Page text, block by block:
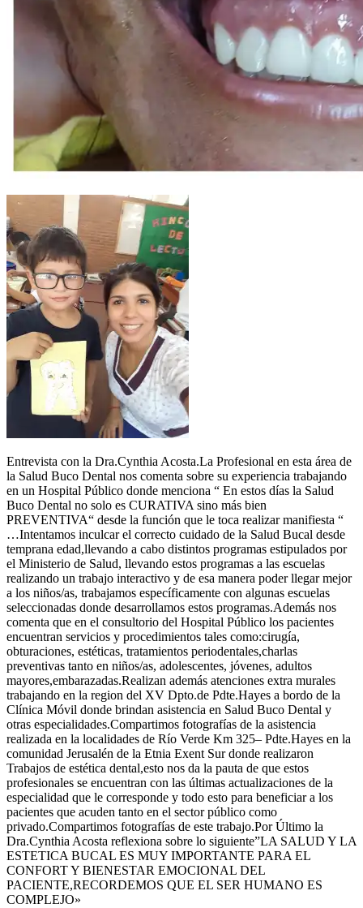
Entrevista con la Dra.Cynthia Acosta.La Profesional en esta área de
la Salud Buco Dental nos comenta sobre su experiencia trabajando
en un Hospital Público donde menciona “ En estos días la Salud
Buco Dental no solo es CURATIVA sino más bien
PREVENTIVA“ desde la función que le toca realizar manifiesta “
…Intentamos inculcar el correcto cuidado de la Salud Bucal desde
temprana edad,llevando a cabo distintos programas estipulados por
el Ministerio de Salud, llevando estos programas a las escuelas
realizando un trabajo interactivo y de esa manera poder llegar mejor
a los niños/as, trabajamos específicamente con algunas escuelas
seleccionadas donde desarrollamos estos programas.Además nos
comenta que en el consultorio del Hospital Público los pacientes
encuentran servicios y procedimientos tales como:cirugía,
obturaciones, estéticas, tratamientos periodentales,charlas
preventivas tanto en niños/as, adolescentes, jóvenes, adultos
mayores,embarazadas.Realizan además atenciones extra murales
trabajando en la region del XV Dpto.de Pdte.Hayes a bordo de la
Clínica Móvil donde brindan asistencia en Salud Buco Dental y
otras especialidades.Compartimos fotografías de la asistencia
realizada en la localidades de Río Verde Km 325– Pdte.Hayes en la
comunidad Jerusalén de la Etnia Exent Surdonde realizaron
Trabajos de estética dental,esto nos da la pauta de que estos
profesionales se encuentran con las últimas actualizaciones de la
especialidad que le corresponde y todo esto para beneficiar a los
pacientes que acuden tanto en el sector público como
privado.Compartimos fotografías de este trabajo.Por Último la
Dra.Cynthia Acosta reflexiona sobre lo siguiente”LA SALUD Y LA
ESTETICA BUCAL ES MUY IMPORTANTE PARA EL
CONFORT Y BIENESTAR EMOCIONAL DEL
PACIENTE,RECORDEMOS QUE EL SER HUMANO ES
COMPLEJO»